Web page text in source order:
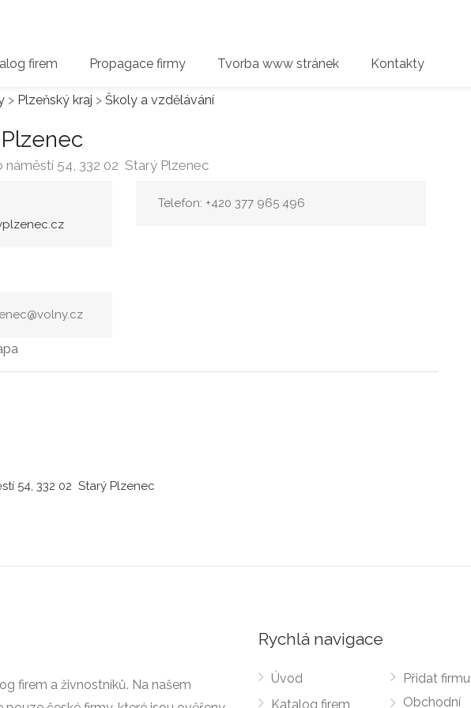
firem Propagace firmy Tvorba www stránek Kontakty
> Plzeňský kraj > Školy a vzdělávání
náměstí 54, 332 02 Starý Plzenec
Telefon: +420 377 965 496
54, 332 02 Starý Plzenec
firem a živnostníků. Na našem
Rychlá navigace
Úvod
Katalog firem
Přidat firmu
Obchodní